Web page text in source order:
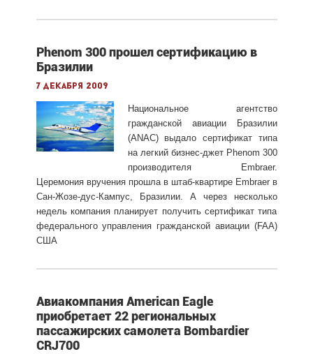
Phenom 300 прошел сертификацию в
Бразилии
7 декабря 2009
Национальное агентство
гражданской авиации Бразилии
(ANAC) выдало сертификат типа
на легкий бизнес-джет Phenom 300
производителя Embraer.
Церемония вручения прошла в штаб-квартире Embraer в
Сан-Жозе-дус-Кампус, Бразилии. А через несколько
недель компания планирует получить сертификат типа
федерального управления гражданской авиации (FAA)
США
Авиакомпания American Eagle
приобретает 22 региональных
пассажирских самолета Bombardier
CRJ700